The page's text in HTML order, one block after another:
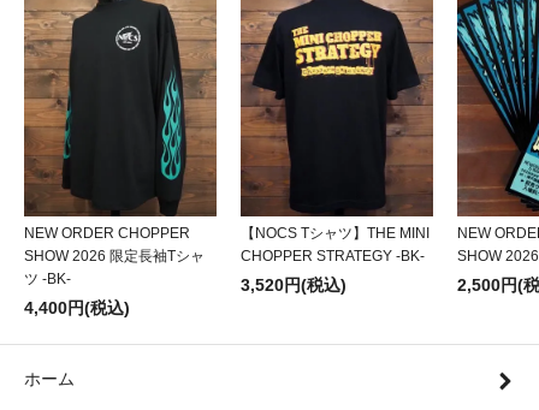
NEW ORDER CHOPPER
SHOW 2026 限定長袖Tシャ
ツ -BK-
4,400円(税込)
【NOCS Tシャツ】THE MINI
CHOPPER STRATEGY -BK-
3,520円(税込)
NEW
SHOW
2,500円(
ホーム